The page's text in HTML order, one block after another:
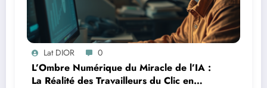
Lat DIOR 0
L’Ombre Numérique du Miracle de l’IA :
La Réalité des Travailleurs du Clic en